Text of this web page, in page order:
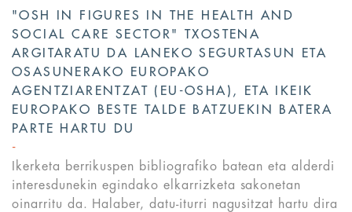
"OSH IN FIGURES IN THE HEALTH AND
SOCIAL CARE SECTOR" TXOSTENA
ARGITARATU DA LANEKO SEGURTASUN ETA
OSASUNERAKO EUROPAKO
AGENTZIARENTZAT (EU-OSHA), ETA IKEIK
EUROPAKO BESTE TALDE BATZUEKIN BATERA
PARTE HARTU DU
Ikerketa berrikuspen bibliografiko batean eta alderdi
interesdunekin egindako elkarrizketa sakonetan
oinarritu da. Halaber, datu-iturri nagusitzat hartu dira